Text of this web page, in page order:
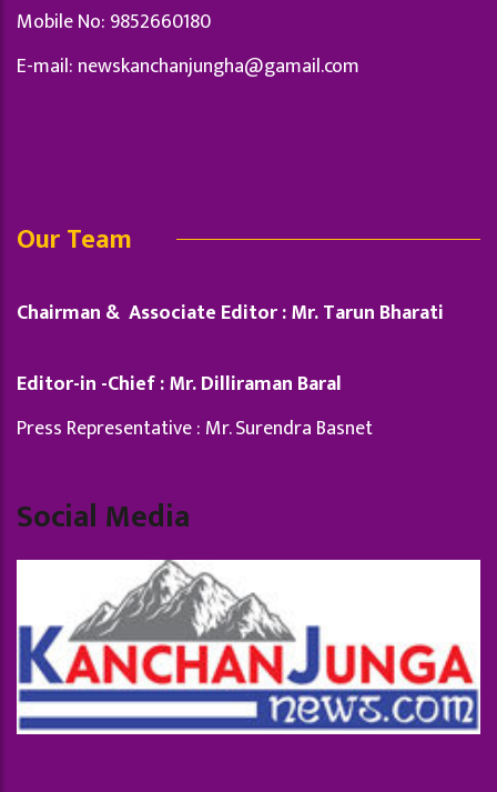
Mobile No: 9852660180
E-mail: newskanchanjungha@gamail.com
Our Team
Chairman & Associate Editor : Mr. Tarun Bharati
Editor-in -Chief : Mr. Dilliraman Baral
Press Representative : Mr. Surendra Basnet
Social Media